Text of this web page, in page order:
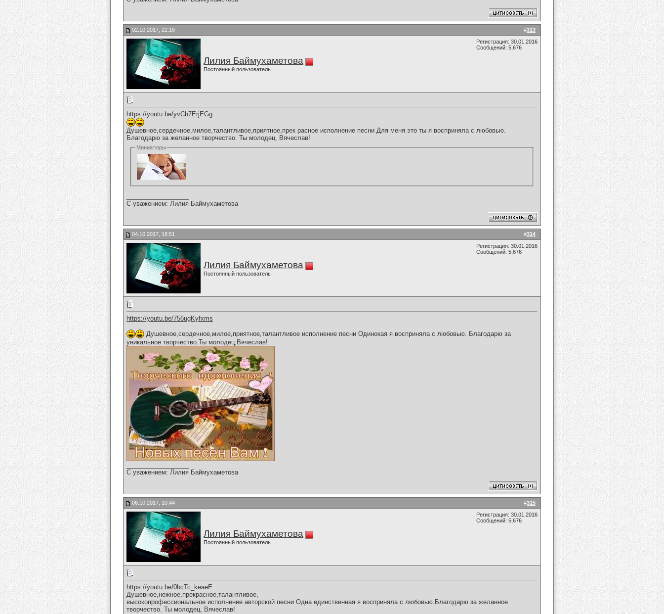
#313
02.10.2017, 22:16
Лилия Баймухаметова
Постоянный пользователь
Регистрация: 30.01.2016
Сообщений: 5,676
https://youtu.be/yvCh7ErjEGg
Душевное,сердечное,милое,талантливое,приятное,прек расное исполнение песни Для меня это ты я восприняла с любовью.
Благодарю за желанное творчество. Ты молодец, Вячеслав!
Миниатюры
С уважением: Лилия Баймухаметова
#314
04.10.2017, 18:51
Лилия Баймухаметова
Постоянный пользователь
Регистрация: 30.01.2016
Сообщений: 5,676
https://youtu.be/756ugKyfxms
Душевное,сердечное,милое,приятное,талантливое исполнение песни Одинокая я восприняла с любовью. Благодарю за
уникальное творчество.Ты молодец,Вячеслав!
С уважением: Лилия Баймухаметова
#315
06.10.2017, 10:44
Лилия Баймухаметова
Постоянный пользователь
Регистрация: 30.01.2016
Сообщений: 5,676
https://youtu.be/0bcTc_keaeE
Душевное,нежное,прекрасное,талантливое,
высокопрофессиональное исполнение авторской песни Одна единственная я восприняла с любовью.Благодарю за желанное
творчество. Ты молодец, Вячеслав!